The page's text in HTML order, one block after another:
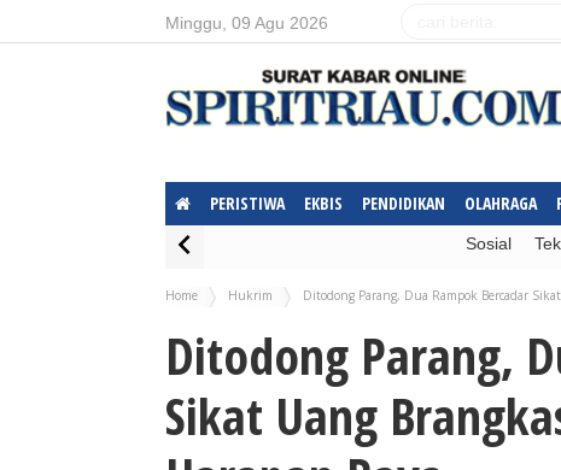
Minggu, 09 Agu 2026
PERISTIWA EKBIS PENDIDIKAN OLAHRAGA
Sosial
Home Hukrim Ditodong Parang, Dua Rampok Bercadar
Ditodong Parang,
Sikat Uang